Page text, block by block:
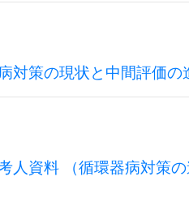
対策の現状と中間評価の
人資料 （循環器病対策